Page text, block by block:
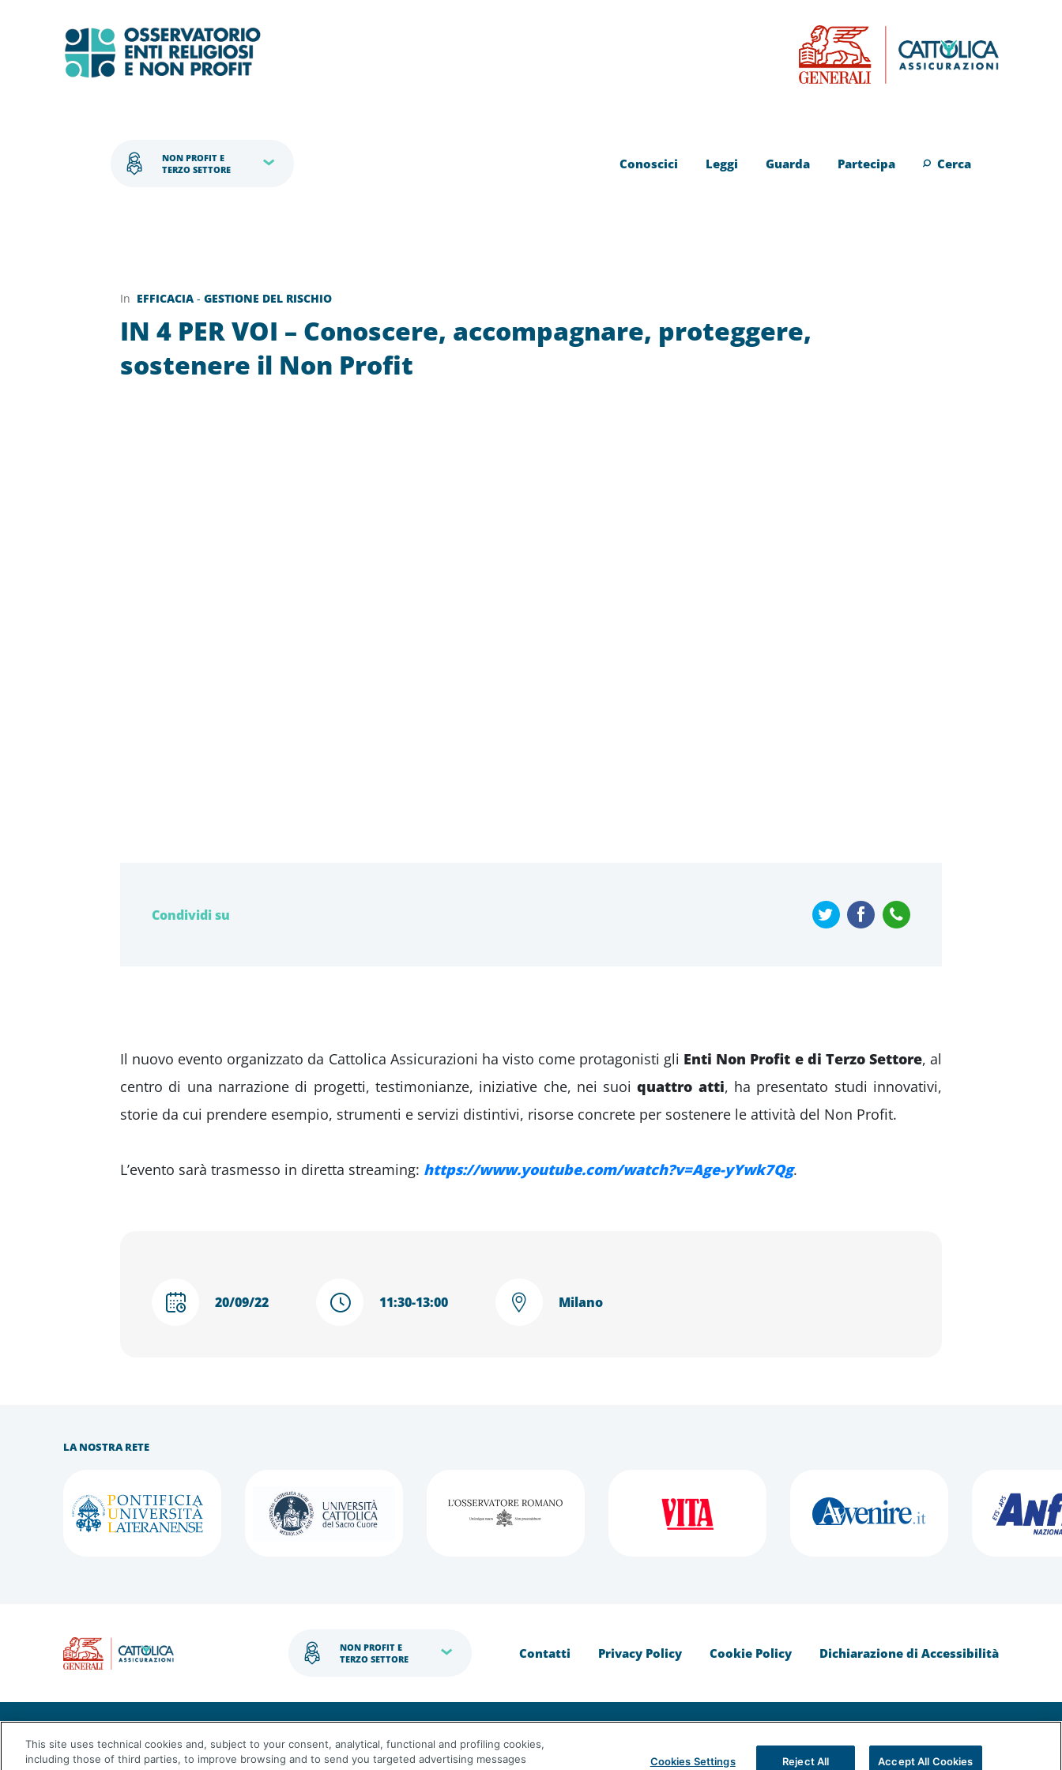
NON PROFIT E
TERZO SETTORE
Conoscici Leggi Guarda Partecipa Cerca
In EFFICACIA - GESTIONE DEL RISCHIO
IN 4 PER VOI – Conoscere, accompagnare, proteggere,
sostenere il Non Profit
Condividi su
Il nuovo evento organizzato da Cattolica Assicurazioni ha visto come protagonisti gli Enti Non Profit e di Terzo Settore, al
centro di una narrazione di progetti, testimonianze, iniziative che, nei suoiquattro atti, ha presentato studi innovativi,
storie da cui prendere esempio, strumenti e servizi distintivi, risorse concrete per sostenere le attività del Non Profit.
L’evento sarà trasmesso in diretta streaming: https://www.youtube.com/watch?v=Age-yYwk7Qg.
20/09/22 11:30-13:00 Milano
LA NOSTRA RETE
NON PROFIT E
TERZO SETTORE
Contatti Privacy Policy Cookie Policy Dichiarazione di Accessibilità
© osservatorioentirnp.it 2023 - Cattolica Assicurazioni è un marchio commerciale di Generali Italia S.p.A. - Partita IVA del Gruppo Assicurazioni Generali S.p.A.
01333550323
This site uses technical cookies and, subject to your consent, analytical, functional and profiling cookies,
including those of third parties, to improve browsing and to send you targeted advertising messages
Cookies Settings Reject All Accept All Cookies